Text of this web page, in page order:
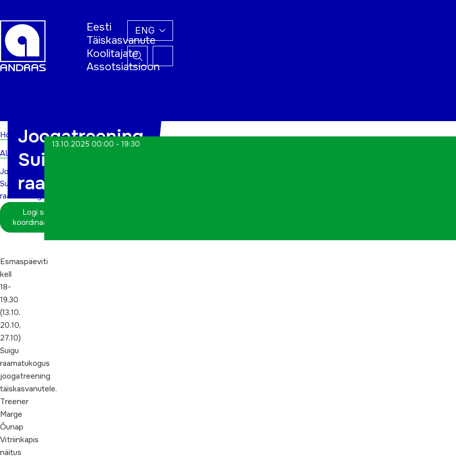
Eesti
Täiskasvanute
Koolitajate
Assotsiatsioon
ENG
Home
ALWs
Joogatreening
Suigu
raamatukogus
Logi sisse
koordinaatorina
Joogatreening
Suigu
raamatukogus
13.10.2025 00:00 - 19:30
Esmaspäeviti
kell
18-
19.30
(13.10,
20.10,
27.10)
Suigu
raamatukogus
joogatreening
täiskasvanutele.
Treener
Marge
Õunap
Vitriinkapis
näitus